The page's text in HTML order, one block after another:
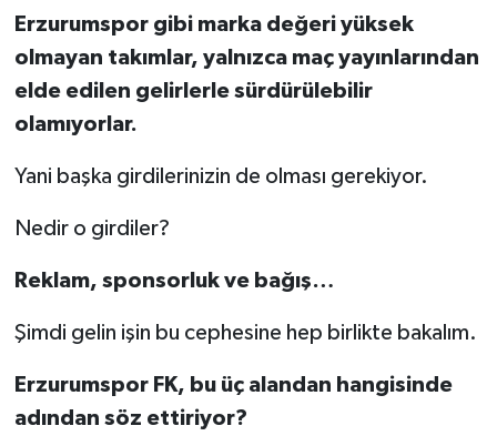
Erzurumspor gibi marka değeri yüksek
olmayan takımlar, yalnızca maç yayınlarından
elde edilen gelirlerle sürdürülebilir
olamıyorlar.
Yani başka girdilerinizin de olması gerekiyor.
Nedir o girdiler?
Reklam, sponsorluk ve bağış…
Şimdi gelin işin bu cephesine hep birlikte bakalım.
Erzurumspor FK, bu üç alandan hangisinde
adından söz ettiriyor?